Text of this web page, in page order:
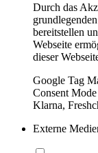
Durch das
bereitstellen
Webseite
dieser
Google Tag
Consent
Klarna,
Externe